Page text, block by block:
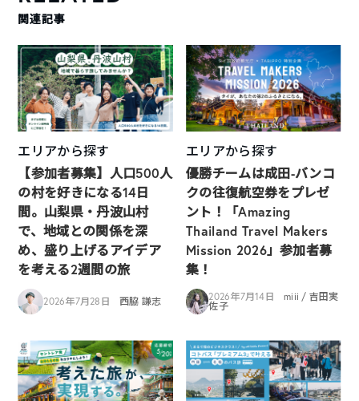
関連記事
エリアから探す
【参加者募集】人口500人
の村を好きになる14日
間。山梨県・丹波山村
で、地域との関係を深
め、盛り上げるアイデア
を考える2週間の旅
2026年7月28日 西脇 謙志
エリアから探す
優勝チームは成田-バンコ
クの往復航空券をプレゼ
ント！「Amazing
Thailand Travel Makers
Mission 2026」参加者募
集！
2026年7月14日
miii / 吉田実
佐子